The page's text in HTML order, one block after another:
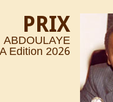
PRIX
ABDOULAYE
Edition 2026